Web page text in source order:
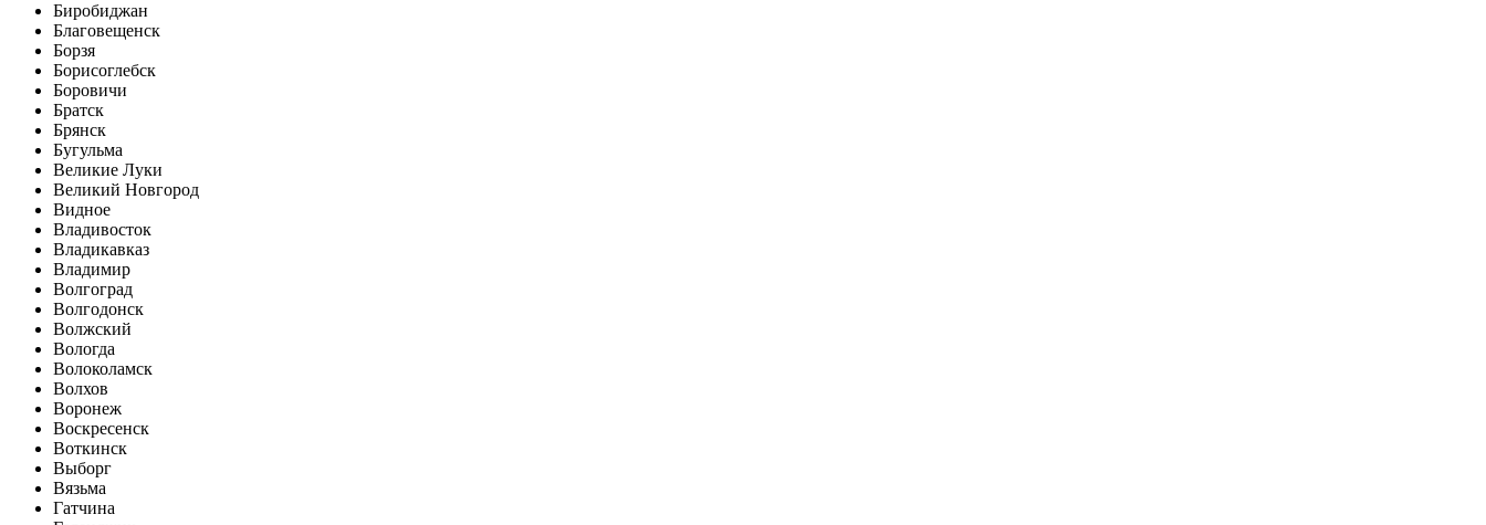
Биробиджан
Благовещенск
Борзя
Борисоглебск
Боровичи
Братск
Брянск
Бугульма
Великие Луки
Великий Новгород
Видное
Владивосток
Владикавказ
Владимир
Волгоград
Волгодонск
Волжский
Вологда
Волоколамск
Волхов
Воронеж
Воскресенск
Воткинск
Выборг
Вязьма
Гатчина